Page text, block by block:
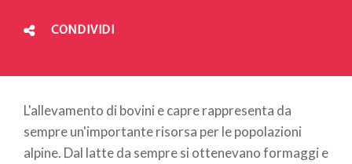
CONDIVIDI
L'allevamento di bovini e capre rappresenta da
sempre un'importante risorsa per le popolazioni
alpine. Dal latte da sempre si ottenevano formaggi e